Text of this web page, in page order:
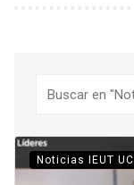
Noticias IEUT UC